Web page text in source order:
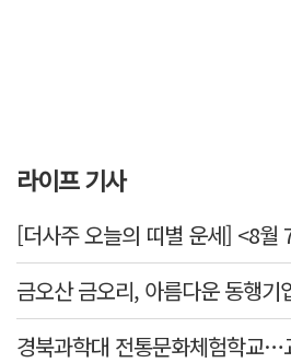
라이프 기사
금오산 금오리, 아름다운 동행기